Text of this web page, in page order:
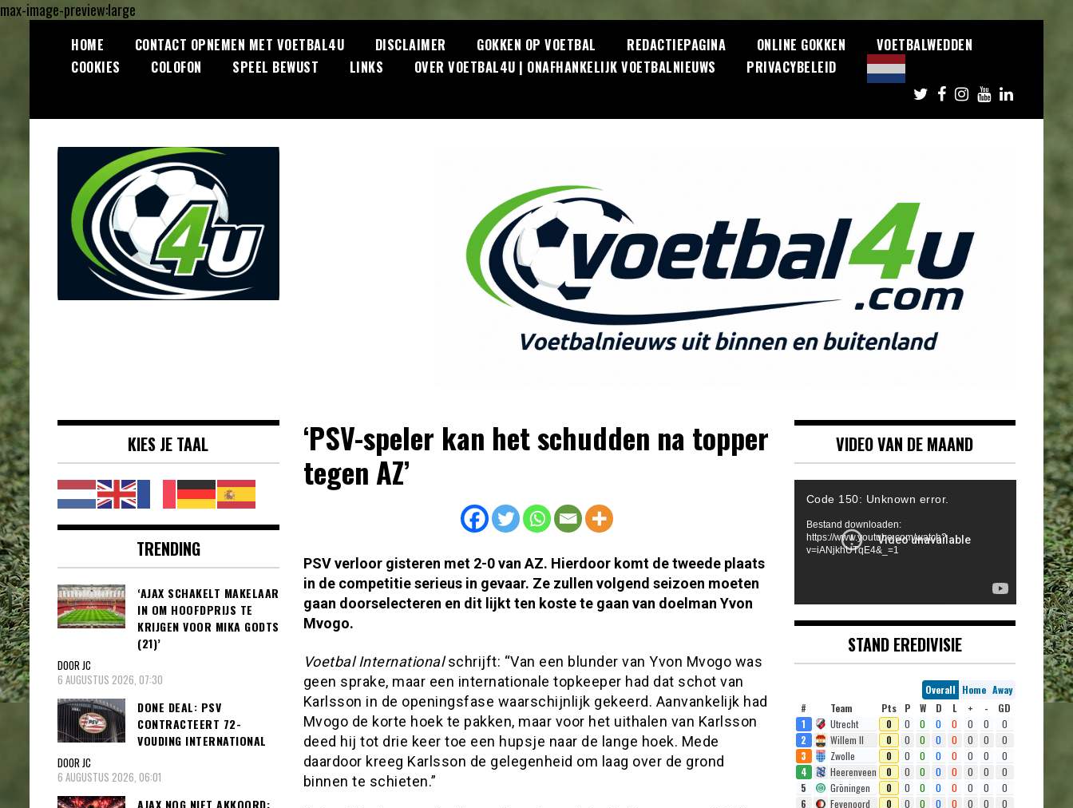
max-image-preview:large
HOME CONTACT OPNEMEN MET VOETBAL4U DISCLAIMER GOKKEN OP VOETBAL REDACTIEPAGINA ONLINE GOKKEN
VOETBALWEDDEN
COOKIES
COLOFON SPEEL BEWUST LINKS OVER VOETBAL4U | ONAFHANKELIJK VOETBALNIEUWS PRIVACYBELEID
Eredivisie &
Internationaal
voetbal |
‘PSV-speler kan het schudden na topper
tegen AZ’
PSV verloor gisteren met 2-0 van AZ. Hierdoor komt de tweede plaats
in de competitie serieus in gevaar. Ze zullen volgend seizoen moeten
gaan doorselecteren en dit lijkt ten koste te gaan van doelman Yvon
Mvogo.
Voetbal Internationalschrijft: “Van een blunder van Yvon Mvogo was
geen sprake, maar een internationale topkeeper had dat schot van
Karlsson in de openingsfase waarschijnlijk gekeerd. Aanvankelijk had
Mvogo de korte hoek te pakken, maar voor het uithalen van Karlsson
deed hij tot drie keer toe een hupsje naar de lange hoek. Mede
daardoor kreeg Karlsson de gelegenheid om laag over de grond
binnen te schieten.”
KIES JE TAAL
TRENDING
‘AJAX SCHAKELT MAKELAAR
IN OM HOOFDPRIJS TE
KRIJGEN VOOR MIKA GODTS
(21)’
DOOR JC
6 AUGUSTUS 2026, 07:30
DONE DEAL: PSV
CONTRACTEERT 72-
VOUDING INTERNATIONAL
DOOR JC
6 AUGUSTUS 2026, 06:01
VIDEO VAN DE MAAND
Code 150: Unknown error.
Bestand downloaden:
https://www.youtube.com/watch?
v=iANjkhUTqE4&_=1
STAND EREDIVISIE
Overall Home Away
#
Team Pts P W D L + -
GD
1
Utrecht 0 0 0 0 0 0 0
0
2
Willem II 0 0 0 0 0 0 0
0
3
Zwolle 0 0 0 0 0 0 0
0
4
Heerenveen 0 0 0 0 0 0 0
0
5
Gröningen 0 0 0 0 0 0 0
0
6
Feyenoord 0 0 0 0 0 0 0
0